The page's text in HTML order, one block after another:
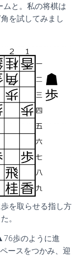
と。私の将棋は
を試してみまし
を取らせる指し方
。
歩のように進
ースをつかみ、迎